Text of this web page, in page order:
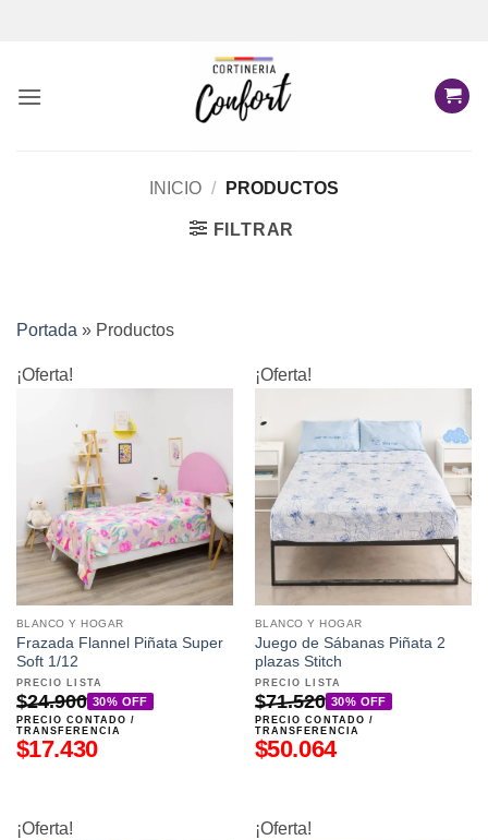
INICIO / PRODUCTOS
FILTRAR
Portada » Productos
¡Oferta!
BLANCO Y HOGAR
Frazada Flannel Piñata Super
Soft 1/12
PRECIO LISTA
$24.900 30% OFF
PRECIO CONTADO /
TRANSFERENCIA
$17.430
¡Oferta!
BLANCO Y HOGAR
Juego de Sábanas Piñata 2
plazas Stitch
PRECIO LISTA
$71.520 30% OFF
PRECIO CONTADO /
TRANSFERENCIA
$50.064
¡Oferta! ¡Oferta!